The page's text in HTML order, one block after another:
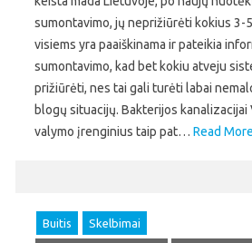
sumontavimo, jų neprižiūrėti kokius 3-
visiems yra paaiškinama ir pateikia
sumontavimo, kad bet kokiu atveju
prižiūrėti, nes tai gali turėti labai
blogų situacijų. Bakterijos kanalizacijai
valymo įrenginius taip pat… Read
Buitis Skelbimai